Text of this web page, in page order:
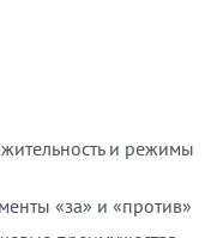
и режимы
«за» и «против»